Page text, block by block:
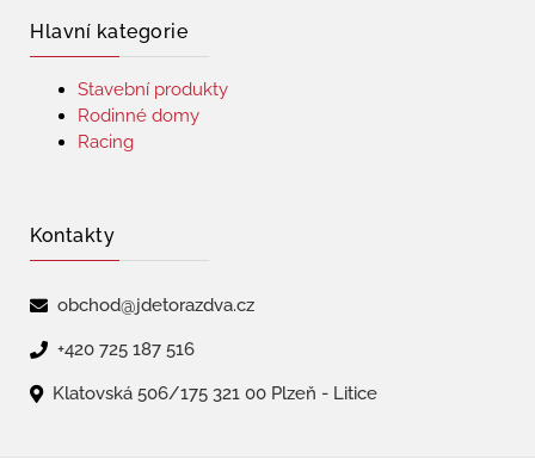
Hlavní kategorie
Stavební produkty
Rodinné domy
Racing
Kontakty
obchod@jdetorazdva.cz
+420 725 187 516
Klatovská 506/175 321 00 Plzeň - Litice